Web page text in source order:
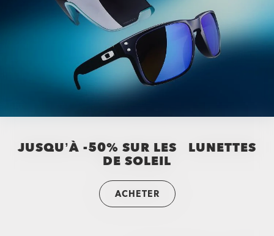
JUSQU’À -50% SUR LES LUNETTES
DE SOLEIL
ACHETER